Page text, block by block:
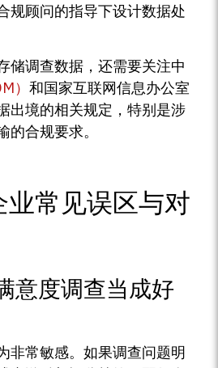
规顾问的指导下设计数据处
储调查数据，还需要关注中
） 和国家互联网信息办公室
出境的相关规定，特别是涉
的合规要求。
常见误区与对
意度调查当成好
非常敏感。如果调查问题明